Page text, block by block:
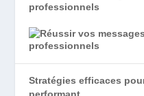
professionnels
Stratégies efficaces